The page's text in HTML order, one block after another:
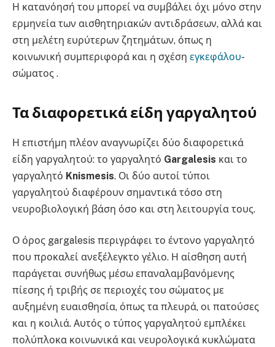
Η κατανόησή του μπορεί να συμβάλει όχι μόνο στην
ερμηνεία των αισθητηριακών αντιδράσεων, αλλά και
στη μελέτη ευρύτερων ζητημάτων, όπως η
κοινωνική συμπεριφορά και η σχέση εγκεφάλου-
σώματος .
Τα διαφορετικά είδη γαργαλητού
Η επιστήμη πλέον αναγνωρίζει δύο διαφορετικά
είδη γαργαλητού: το γαργαλητό Gargalesis και το
γαργαλητό Knismesis. Οι δύο αυτοί τύποι
γαργαλητού διαφέρουν σημαντικά τόσο στη
νευροβιολογική βάση όσο και στη λειτουργία τους.
Ο όρος gargalesis περιγράφει το έντονο γαργαλητό
που προκαλεί ανεξέλεγκτο γέλιο. Η αίσθηση αυτή
παράγεται συνήθως μέσω επαναλαμβανόμενης
πίεσης ή τριβής σε περιοχές του σώματος με
αυξημένη ευαισθησία, όπως τα πλευρά, οι πατούσες
και η κοιλιά. Αυτός ο τύπος γαργαλητού εμπλέκει
πολύπλοκα κοινωνικά και νευρολογικά κυκλώματα